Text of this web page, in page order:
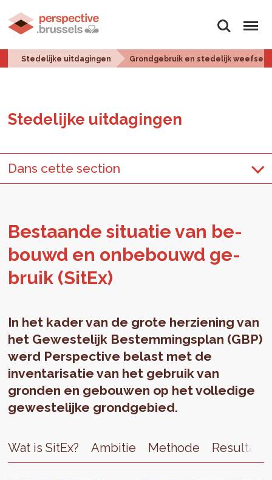
Zoeken Menu
Stedelijke uitdagingen Grondgebruik en stedelijk weefsel
Ste­de­lij­ke uit­da­gin­gen
Dans cette section
Be­staan­de si­tu­a­tie van be­
bouwd en on­be­bouwd ge­
bruik (SitEx)
In het kader van de grote herziening van
het Gewestelijk Bestemmingsplan (GBP)
werd Perspective belast met de
inventarisatie van het gebruik van
gronden en gebouwen op het volledige
gewestelijke grondgebied.
Wat is SitEx? Ambitie Methode